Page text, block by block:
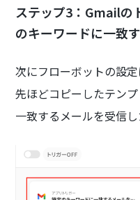
ステップ3：Gmailの
のキーワードに一致
次にフローボットの設定
先ほどコピーしたテン
一致するメールを受信